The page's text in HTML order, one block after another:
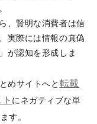
、賢明な消費者は信
実際には情報の真偽
が認知を形成しま
めサイトへと 転載
にネガティブな単
す。